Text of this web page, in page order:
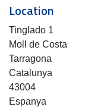
Location
Tinglado 1
Moll de Costa
Tarragona
Catalunya
43004
Espanya